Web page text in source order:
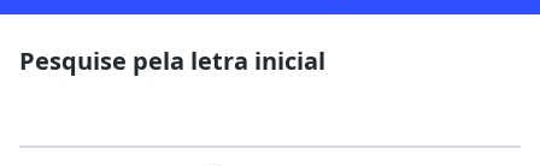
Pesquise pela letra inicial